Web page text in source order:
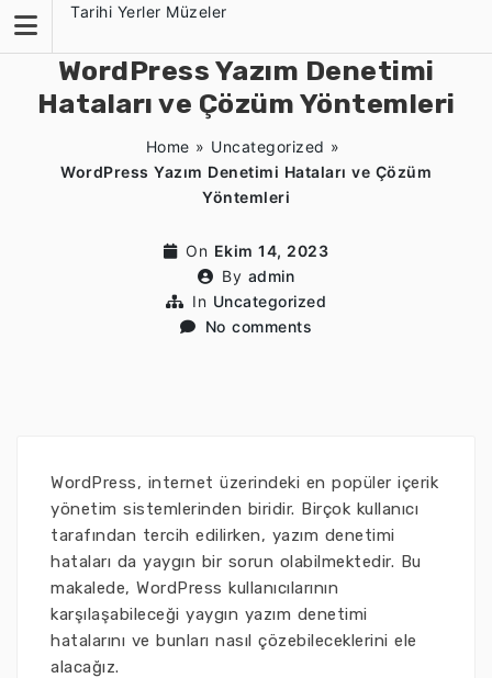
content
Tarihi Yerler Müzeler
WordPress Yazım Denetimi
Hataları ve Çözüm Yöntemleri
Home » Uncategorized »
WordPress Yazım Denetimi Hataları ve Çözüm
Yöntemleri
On Ekim 14, 2023
By admin
In Uncategorized
No comments
WordPress, internet üzerindeki en popüler içerik
yönetim sistemlerinden biridir. Birçok kullanıcı
tarafından tercih edilirken, yazım denetimi
hataları da yaygın bir sorun olabilmektedir. Bu
makalede, WordPress kullanıcılarının
karşılaşabileceği yaygın yazım denetimi
hatalarını ve bunları nasıl çözebileceklerini ele
alacağız.